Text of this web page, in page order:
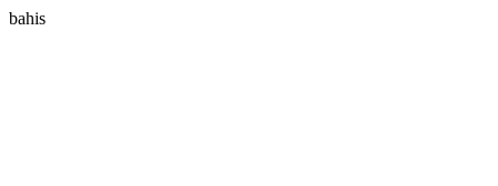
bahis